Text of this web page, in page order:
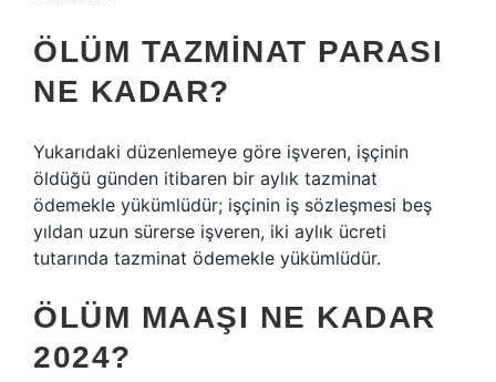
ÖLÜM TAZMINAT PARASI
NE KADAR?
Yukarıdaki düzenlemeye göre işveren, işçinin
öldüğü günden itibaren bir aylık tazminat
ödemekle yükümlüdür; işçinin iş sözleşmesi beş
yıldan uzun sürerse işveren, iki aylık ücreti
tutarında tazminat ödemekle yükümlüdür.
ÖLÜM MAAŞI NE KADAR
2024?